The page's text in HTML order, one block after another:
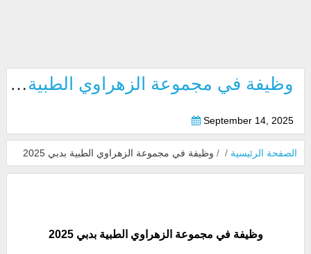
وظيفة في مجموعة الزهراوي الطبية بدبي 2025
September 14, 2025
الصفحة الرئيسية /
/ وظيفة في مجموعة الزهراوي الطبية بدبي 2025
وظيفة في مجموعة الزهراوي الطبية بدبي 2025